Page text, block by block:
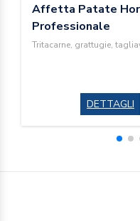
Affetta Patate
Professionale
Tritacarne, grattugie,
DETTAGLI